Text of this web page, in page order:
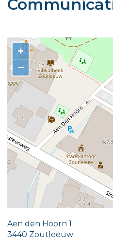
Contact
+
−
Adres
Aen den Hoorn 1
,
3440 Zoutleeuw